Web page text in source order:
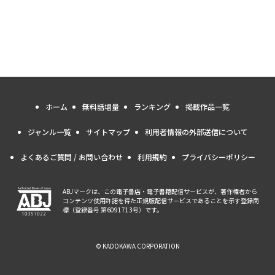
ホーム 無料話増量 ランキング 掲載作品一覧
ジャンル一覧 サイトマップ 利用者情報の外部送信について
よくあるご質問 / お問い合わせ 利用規約 プライバシーポリシー
ABJマークは、この電子書店・電子書籍配信サービスが、著作権者から
コンテンツ使用許諾を得た正規版配信サービスであることを示す登録商
標（登録番号 第6091713号）です。
© KADOKAWA CORPORATION